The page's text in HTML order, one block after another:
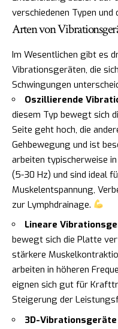
verschiedenen Typen und
Arten von
Im Wesentlichen gibt es
Vibrationsgeräten, die
Schwingungen
Oszillierende
diesem Typ bewegt sich
Seite geht hoch, die
Gehbewegung und ist
arbeiten typischerweise
(5-30 Hz) und sind ideal
Muskelentspannung,
zur Lymphdrainage.
Lineare
bewegt sich die Platte
stärkere
arbeiten in höheren
eignen sich gut für
Steigerung der
3D-